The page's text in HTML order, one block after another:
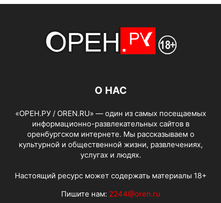
О НАС
«ОРЕН.РУ / OREN.RU» — один из самых посещаемых
информационно-развлекательных сайтов в
оренбургском интернете. Мы рассказываем о
культурной и общественной жизни, развлечениях,
услугах и людях.
Настоящий ресурс может содержать материалы 18+
Пишите нам: 2244@oren.ru